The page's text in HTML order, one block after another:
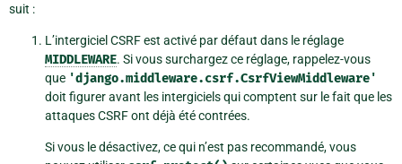
suit :
L’intergiciel CSRF est activé par défaut dans le réglage
MIDDLEWARE. Si vous surchargez ce réglage, rappelez-vous
que 'django.middleware.csrf.CsrfViewMiddleware'
doit figurer avant les intergiciels qui comptent sur le fait que les
attaques CSRF ont déjà été contrées.
Si vous le désactivez, ce qui n’est pas recommandé, vous